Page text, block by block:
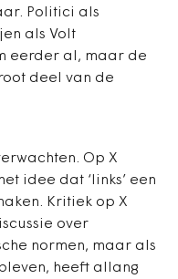
Politici als
als Volt
eerder al, maar de
deel van de
Op X
idee dat ‘links’ een
Kritiek op X
over
normen, maar als
heeft allang